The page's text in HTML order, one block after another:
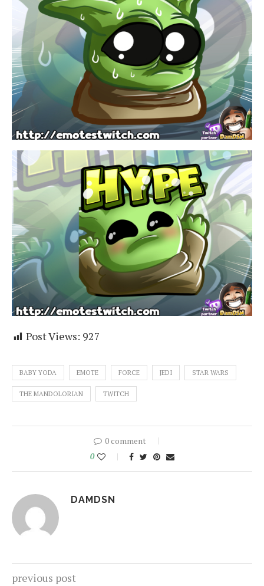
Post Views: 927
BABY YODA EMOTE FORCE JEDI STAR WARS
THE MANDOLORIAN TWITCH
0 comment
0
DAMDSN
previous post